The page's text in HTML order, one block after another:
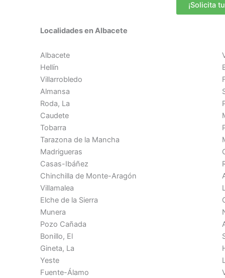
¡Solicita
Localidades en Albacete
Albacete
Hellín
Villarrobledo
Almansa
Roda, La
Caudete
Tobarra
Tarazona de la Mancha
Madrigueras
Casas-Ibáñez
Chinchilla de Monte-Aragón
Villamalea
Elche de la Sierra
Munera
Pozo Cañada
Bonillo, El
Gineta, La
Yeste
Fuente-Álamo